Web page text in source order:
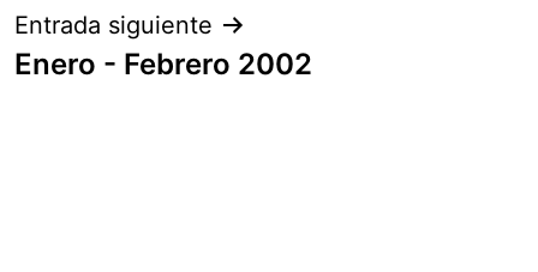
Entrada siguiente
Enero - Febrero 2002